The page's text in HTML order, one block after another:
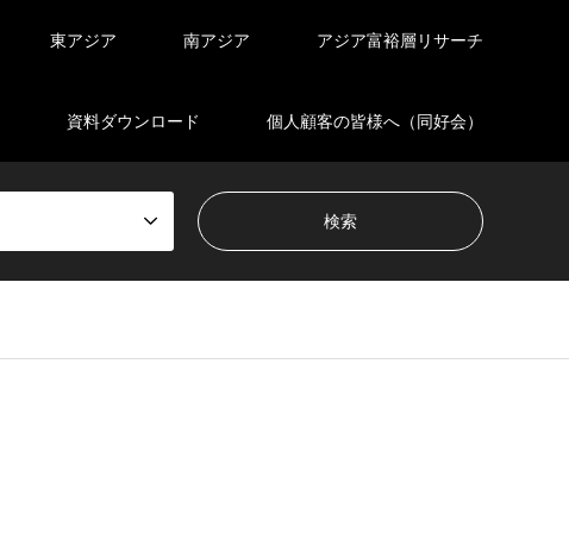
東アジア 南アジア アジア富裕層リサーチ
資料ダウンロード 個人顧客の皆様へ（同好会）